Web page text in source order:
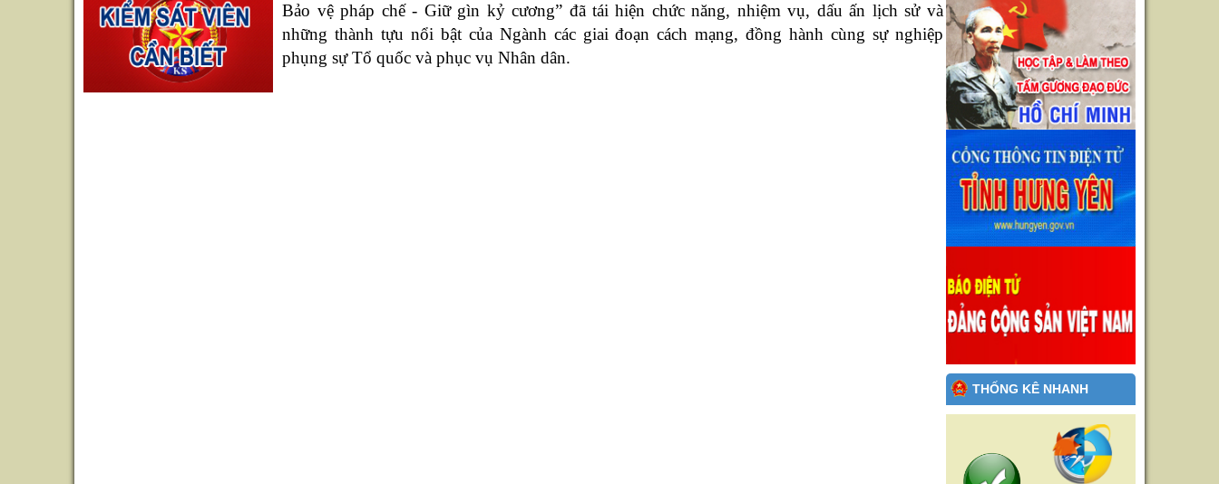
Bảo vệ pháp chế - Giữ gìn kỷ cương” đã tái hiện chức năng, nhiệm vụ, dấu ấn lịch sử và
những thành tựu nổi bật của Ngành các giai đoạn cách mạng, đồng hành cùng sự nghiệp
phụng sự Tổ quốc và phục vụ Nhân dân.
THỐNG KÊ NHANH